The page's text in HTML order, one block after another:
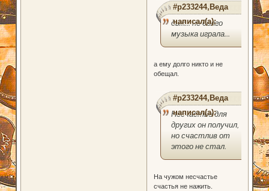
#p233244,Веда
написал(а):
дык... не долго
музыка играла...
а ему долго никто и не
обещал.
#p233244,Веда
написал(а):
Несчастье для
других он получил,
но счастлив от
этого не стал.
На чужом несчастье
счастья не нажить.